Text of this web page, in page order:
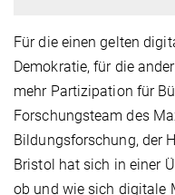
Für die einen gelten
Demokratie, für die
mehr Partizipation für
Forschungsteam des
Bildungsforschung, der
Bristol hat sich in einer
ob und wie sich digitale